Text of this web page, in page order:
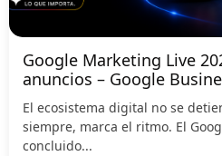
Google Marketing Live
anuncios – Google
El ecosistema digital no se
siempre, marca el ritmo. El
concluido...